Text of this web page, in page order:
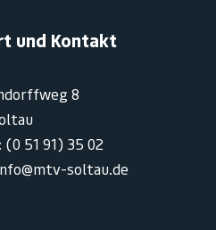
und Kontakt
8
(0 51 91) 35 02
soltau.de